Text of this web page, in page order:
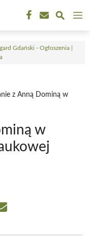
Gdański - Ogłoszenia |
z Anną Dominą w
w
Share